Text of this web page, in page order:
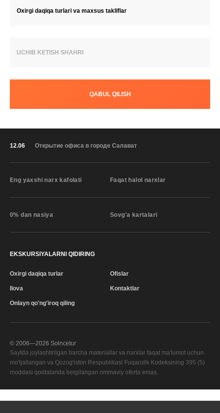
Oxirgi daqiqa turlari va maxsus takliflar
UCHIB KETISH SHAHRI
QABUL QILISH
12.06 Открытие офиса в городе Салават
Eng yaxshi narx kafolati Faqat halol narxlar
0% dan nasiya Sovg'a kartalari
EKSKURSIYALARNI QIDIRING
Oxirgi daqiqa turlar
Ilova
Onlayn qo'ng'iroq qiling
Ofislar
Kontaktlar
© 2006—2026 Solncetur
Saytda joylashtirilgan barcha materiallar va narxlar faqat ma'lumot uchun
mo'ljallangan va Qozog'iston Respublikasi Fuqarolik Kodeksining 395 (5)
moddasi qoidalarida belgilangan ommaviy oferta emas.